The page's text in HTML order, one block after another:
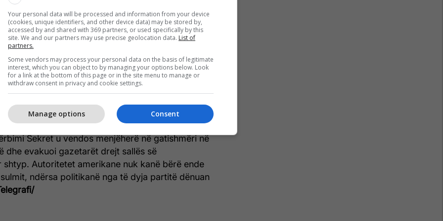
postimet e tij në internet, 21-vjeçari kishte bërë
presidentit Donald Trump.
ai arriti të qëllonte disa plumba përpara se të
federalë. Ai u transportua në spital, ku më
zjarrit mbeti i plagosur rëndë edhe një kalimtar.
Sekret u vendos menjëherë në gatishmëri në
dhe evakuoi gazetarët drejt sallës së
shtyp. Autoritetet amerikane nuk kanë bërë ende
ndërsa politikanë nga të dyja partitë dënuan
Your personal data will be processed and information from your device
(cookies, unique identifiers, and other device data) may be stored by,
accessed by and shared with 369 partners, or used specifically by this
site. We and our partners may use precise geolocation data. List of
partners.
Some vendors may process your personal data on the basis of legitimate
interest, which you can object to by managing your options below. Look
for a link at the bottom of this page or in the site menu to manage or
withdraw consent in privacy and cookie settings.
Consent
Manage options